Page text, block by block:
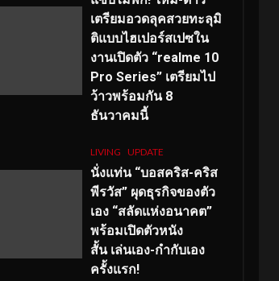
เตรียมอวดลุคสวยทะลุมิ
ติแบบไฮเปอร์สเปซใน
งานเปิดตัว “realme 10
Pro Series” เตรียมไป
ว้าวพร้อมกัน 8
ธันวาคมนี้
LIVING UPDATE
นั่งแท่น “บอสคริส-คริส
พีรวัส” ผุดธุรกิจของตัว
เอง “สลัดแห่งอนาคต”
พร้อมเปิดตัวหนัง
สั้น เล่นเอง-กำกับเอง
ครั้งแรก!